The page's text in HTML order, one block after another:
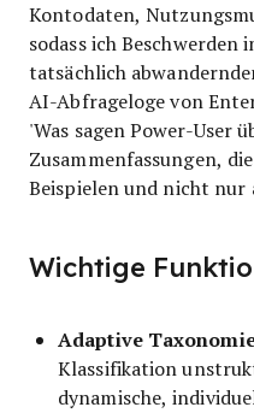
Kontodaten,
sodass ich Beschwerden
tatsächlich
AI-Abfrageloge von
'Was sagen Power-User
Zusammenfassungen,
Beispielen und nicht nur
Wichtige
Adaptive
Klassifikation
dynamische,